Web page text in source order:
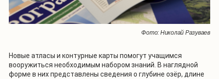
Фото: Николай Разуваев
Новые атласы и контурные карты помогут учащимся
вооружиться необходимым набором знаний. В наглядной
форме в них представлены сведения о глубине озёр, длине